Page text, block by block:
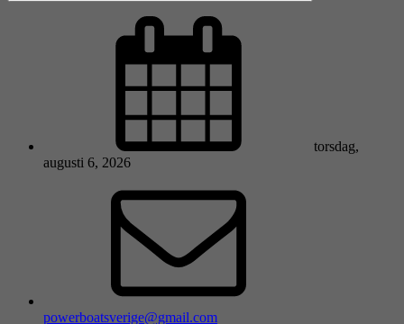
torsdag,
augusti 6, 2026
powerboatsverige@gmail.com